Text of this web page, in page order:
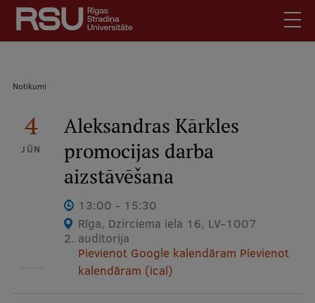
Pārlekt
galveno
saturu
Latviski
Meklēt Mobile
augšējā
izvēlne
Skolēniem
Studentiem
Absolventiem
Darba devējiem
Bibliotēka
Atpakaļceļš
Notikumi
4
JŪN
Aleksandras Kārkles
promocijas darba
aizstāvēšana
13:00 - 15:30
Rīga, Dzirciema iela 16, LV-1007
2. auditorija
Pievienot Google kalendāram Pievienot
kalendāram (ical)